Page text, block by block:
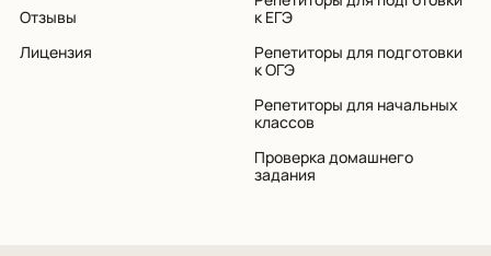
Отзывы
Лицензия
к ЕГЭ
Репетиторы для подготовки
к ОГЭ
Репетиторы для начальных
классов
Проверка домашнего
задания